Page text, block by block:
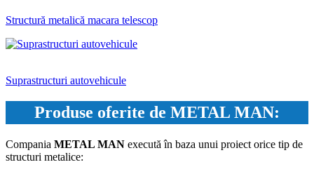
Structură metalică macara telescop
Suprastructuri autovehicule
Produse oferite de METAL MAN:
Compania METAL MAN execută în baza unui proiect orice tip de
structuri metalice: